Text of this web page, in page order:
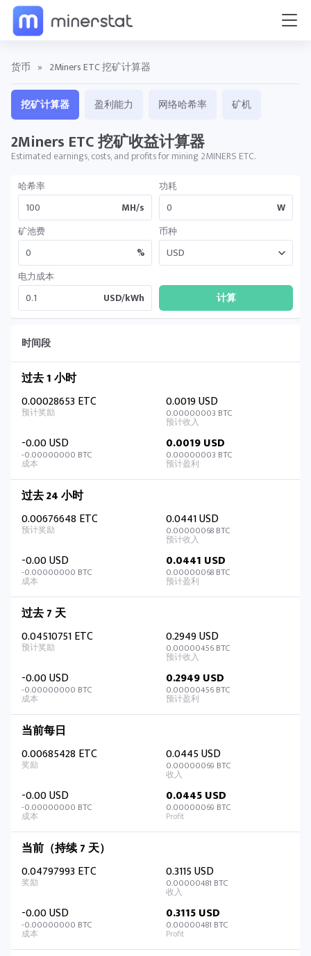
货币 » 2Miners ETC 挖矿计算器
挖矿计算器 盈利能力 网络哈希率 矿机
2Miners ETC 挖矿收益计算器
Estimated earnings, costs, and profits for mining 2MINERS ETC.
哈希率
MH/s
功耗
W
矿池费
%
币种
电力成本
USD/kWh
时间段
过去 1 小时
0.00028653 ETC
0.0019 USD
0.00000003 BTC
-0.00 USD
-0.00000000 BTC
0.0019 USD
0.00000003 BTC
过去 24 小时
0.00676648 ETC
0.0441 USD
0.00000068 BTC
-0.00 USD
-0.00000000 BTC
0.0441 USD
0.00000068 BTC
过去 7 天
0.04510751 ETC
0.2949 USD
0.00000456 BTC
-0.00 USD
-0.00000000 BTC
0.2949 USD
0.00000456 BTC
当前每日
0.00685428 ETC
0.0445 USD
0.00000069 BTC
-0.00 USD
-0.00000000 BTC
0.0445 USD
0.00000069 BTC
当前（持续 7 天）
0.04797993 ETC
0.3115 USD
0.00000481 BTC
-0.00 USD
-0.00000000 BTC
0.3115 USD
0.00000481 BTC